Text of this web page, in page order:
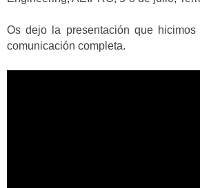
Os dejo la presentación que
comunicación completa.